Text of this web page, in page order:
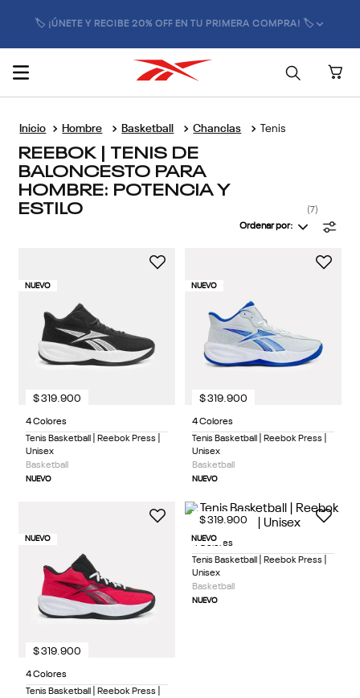
🏷️ ¡ÚNETE Y RECIBE 20% OFF EN TU PRIMERA COMPRA! 🏷️
Hombre Basketball Chanclas Tenis
REEBOK | TENIS DE
BALONCESTO PARA
HOMBRE: POTENCIA Y
ESTILO 7
Ordenar por
NUEVO
4 Colores
Tenis Basketball | Reebok Press |
Unisex
Basketball
NUEVO
$319 .900
NUEVO
4 Colores
Tenis Basketball | Reebok Press |
Unisex
Basketball
NUEVO
$319. 900
NUEVO
4 Colores
Tenis Basketball | Reebok Press |
$319.900
NUEVO
4 Colores
Tenis Basketball | Reebok Press |
Unisex
Basketball
NUEVO
$319. 900